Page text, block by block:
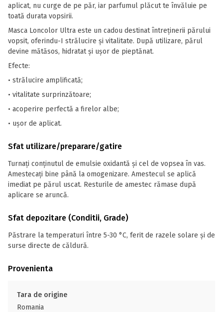
aplicat, nu curge de pe păr, iar parfumul plăcut te învăluie pe
toată durata vopsirii.
Masca Loncolor Ultra este un cadou destinat întreținerii părului
vopsit, oferindu-I strălucire și vitalitate. După utilizare, părul
devine mătăsos, hidratat și ușor de pieptănat.
Efecte:
• strălucire amplificată;
• vitalitate surprinzătoare;
• acoperire perfectă a firelor albe;
• ușor de aplicat.
Sfat utilizare/preparare/gatire
Turnaţi conținutul de emulsie oxidantă şi cel de vopsea în vas.
Amestecaţi bine până la omogenizare. Amestecul se aplică
imediat pe părul uscat. Resturile de amestec rămase după
aplicare se aruncă.
Sfat depozitare (Conditii, Grade)
Păstrare la temperaturi între 5-30 °C, ferit de razele solare și de
surse directe de căldură.
Provenienta
Tara de origine
Romania